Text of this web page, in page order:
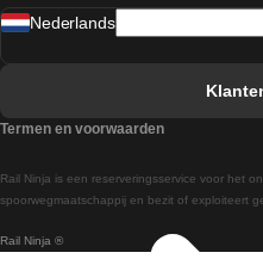
Treinen van
Treinen van
Rail Ninja ®
Rail Ninja is een reserveringsservice voor het
spoorwegmaatschappij en bezit of exploiteert
Nederlands
Termen en voorwaarden